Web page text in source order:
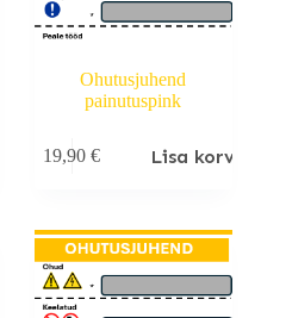
Ohutusjuhend
painutuspink
19,90€ Lisa korvi